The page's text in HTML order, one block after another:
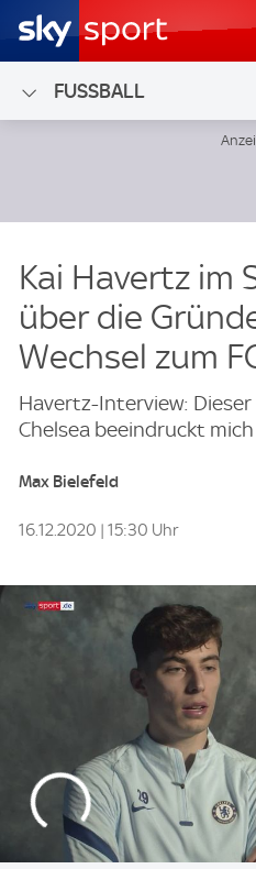
FUSSBALL
Kai Havertz im
über die
Wechsel zum
Havertz-Interview:
Chelsea beeindruckt mich
Max Bielefeld
16.12.2020 | 15:30 Uhr